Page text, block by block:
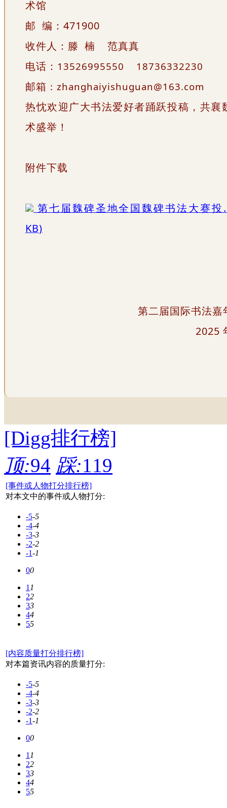
术馆
邮 编：471900
收件人：滕 楠 范真真
电话： 13526995550 18736332230
邮箱 ：zhanghaiyishuguan@163.com
热忱欢迎广大书法爱好者踊跃投稿，共襄
术盛举！
附件下载
第七届魏碑圣地全国魏碑书法大赛投
KB)
第二届国际书法嘉
2025
[Digg排行榜]
顶:94 踩:119
[事件或人物打分排行榜]
对本文中的事件或人物打分:
-5-5
-4-4
-3-3
-2-2
-1-1
00
11
22
33
44
55
[内容质量打分排行榜]
对本篇资讯内容的质量打分:
-5-5
-4-4
-3-3
-2-2
-1-1
00
11
22
33
44
55